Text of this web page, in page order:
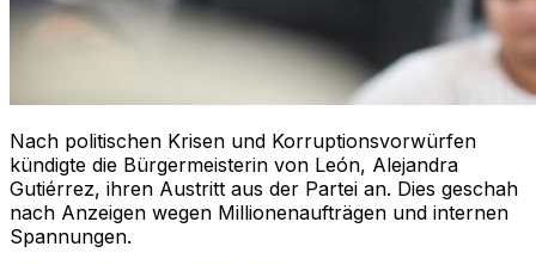
Nach politischen Krisen und Korruptionsvorwürfen
kündigte die Bürgermeisterin von León, Alejandra
Gutiérrez, ihren Austritt aus der Partei an. Dies geschah
nach Anzeigen wegen Millionenaufträgen und internen
Spannungen.